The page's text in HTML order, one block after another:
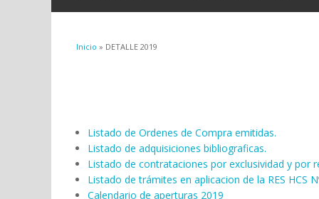
Se encuentra usted aquí
Inicio » DETALLE 2019
Listado de Ordenes de Compra emitidas.
Listado de adquisiciones bibliograficas.
Listado de contrataciones por exclusividad y por
Listado de trámites en aplicacion de la RES HCS
Calendario de aperturas 2019